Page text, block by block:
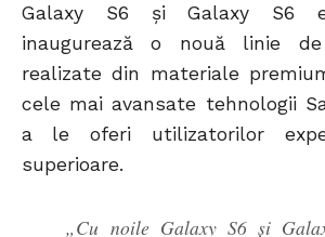
Galaxy S6 și Galaxy S6
inaugurează o nouă linie
realizate din materiale
cele mai avansate tehnologii
a le oferi utilizatorilor
superioare.
„Cu noile Galaxy S6 și